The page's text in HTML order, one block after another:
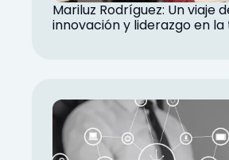
Mariluz Rodríguez: Un viaje
innovación y liderazgo en